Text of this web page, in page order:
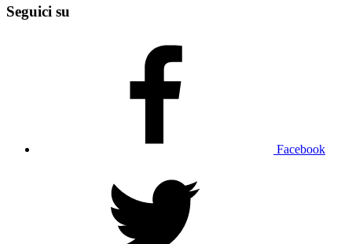
Seguici su
Facebook